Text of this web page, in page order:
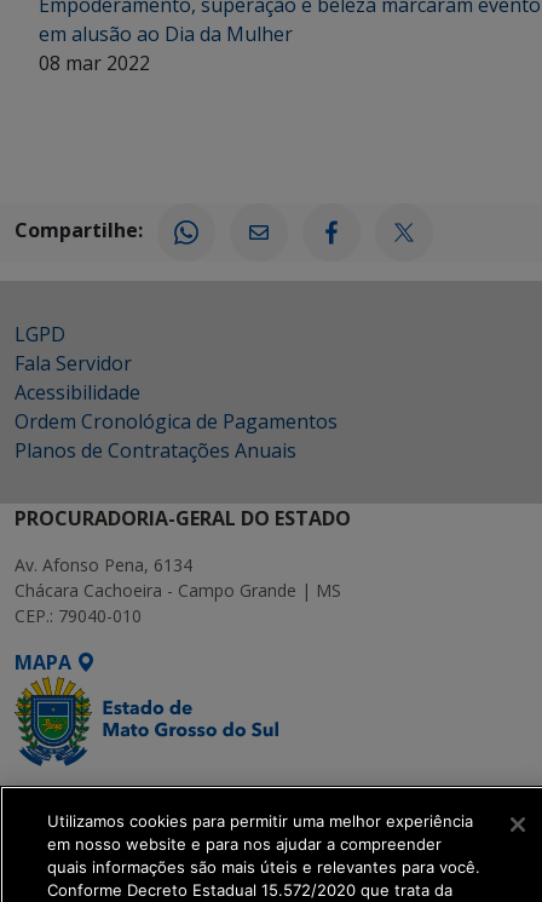
em alusão ao Dia da Mulher
08 mar 2022
Compartilhe:
LGPD
Fala Servidor
Acessibilidade
Ordem Cronológica de Pagamentos
Planos de Contratações Anuais
PROCURADORIA-GERAL DO ESTADO
Av. Afonso Pena, 6134
Chácara Cachoeira - Campo Grande | MS
CEP.: 79040-010
MAPA
SETDIG | Secretaria-
Executiva de
Transformação Digital
Utilizamos cookies para permitir uma melhor experiência
em nosso website e para nos ajudar a compreender
quais informações são mais úteis e relevantes para você.
Conforme Decreto Estadual 15.572/2020 que trata da